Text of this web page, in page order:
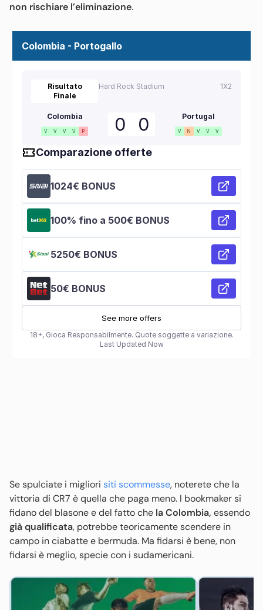
non rischiare l’eliminazione.
Se spulciate i migliori siti scommesse, noterete che la
vittoria di CR7 è quella che paga meno. I bookmaker si
fidano del blasone e del fatto che la Colombia, essendo
già qualificata, potrebbe teoricamente scendere in
campo in ciabatte e bermuda. Ma fidarsi è bene, non
fidarsi è meglio, specie con i sudamericani.